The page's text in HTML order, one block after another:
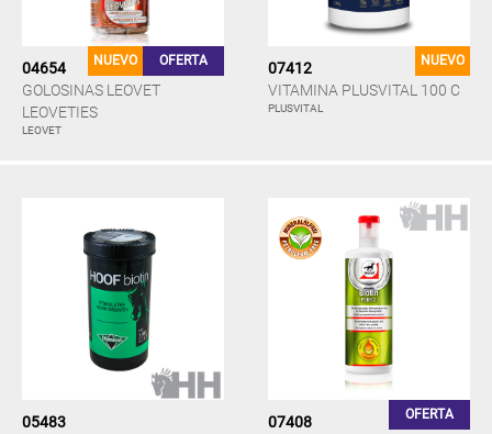
04654 OFERTA
NUEVO
GOLOSINAS LEOVET
LEOVETIES
LEOVET
07412 NUEVO
VITAMINA PLUSVITAL 100 C
PLUSVITAL
05483
07408 OFERTA